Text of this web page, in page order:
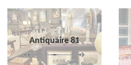
Antiquaire 81